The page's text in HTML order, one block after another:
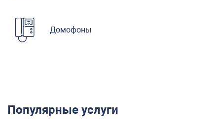
Домофоны
Популярные услуги